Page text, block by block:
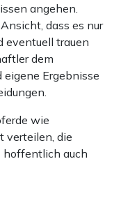
angehen.
dass es nur
eventuell trauen
dem
Ergebnisse
wie
verteilen, die
hoffentlich auch